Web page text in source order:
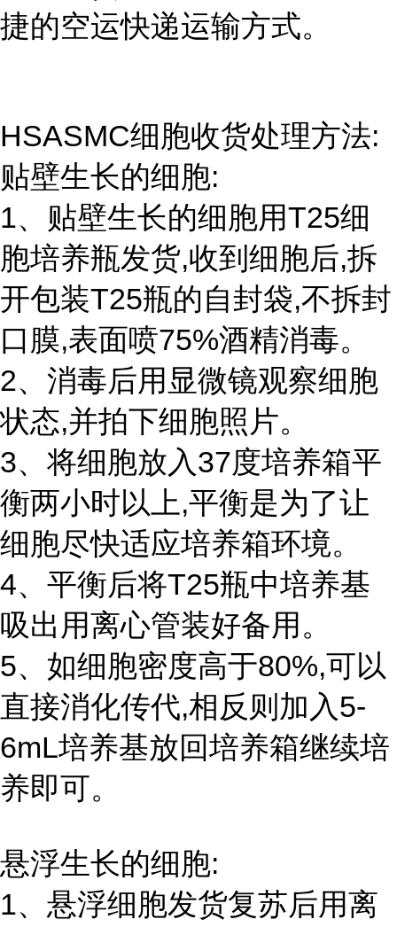
捷的空运快递运输方式。
HSASMC细胞收货处理方法:
贴壁生长的细胞:
1、贴壁生长的细胞用T25细
胞培养瓶发货,收到细胞后,拆
开包装T25瓶的自封袋,不拆封
口膜,表面喷75%酒精消毒。
2、消毒后用显微镜观察细胞
状态,并拍下细胞照片。
3、将细胞放入37度培养箱平
衡两小时以上,平衡是为了让
细胞尽快适应培养箱环境。
4、平衡后将T25瓶中培养基
吸出用离心管装好备用。
5、如细胞密度高于80%,可以
直接消化传代,相反则加入5-
6mL培养基放回培养箱继续培
养即可。
悬浮生长的细胞:
1、悬浮细胞发货复苏后用离